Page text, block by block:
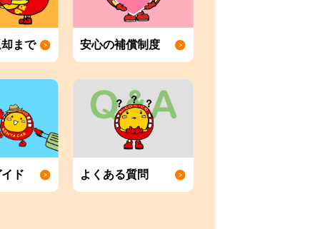
まで 安心の補償制度
ド よくある質問